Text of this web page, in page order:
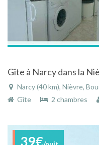
Narcy (40 km), Nièvre,
Gîte
2 chambres
39€